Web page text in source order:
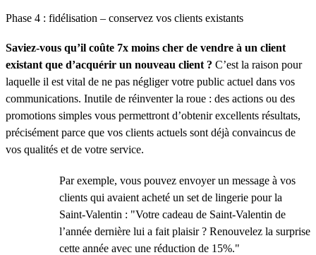
Phase 4 : fidélisation – conservez vos clients existants
Saviez-vous qu’il coûte 7x moins cher de vendre à un client
existant que d’acquérir un nouveau client ? C’est la raison pour
laquelle il est vital de ne pas négliger votre public actuel dans vos
communications. Inutile de réinventer la roue : des actions ou des
promotions simples vous permettront d’obtenir excellents résultats,
précisément parce que vos clients actuels sont déjà convaincus de
vos qualités et de votre service.
Par exemple, vous pouvez envoyer un message à vos
clients qui avaient acheté un set de lingerie pour la
Saint-Valentin : "Votre cadeau de Saint-Valentin de
l’année dernière lui a fait plaisir ? Renouvelez la surprise
cette année avec une réduction de 15%."